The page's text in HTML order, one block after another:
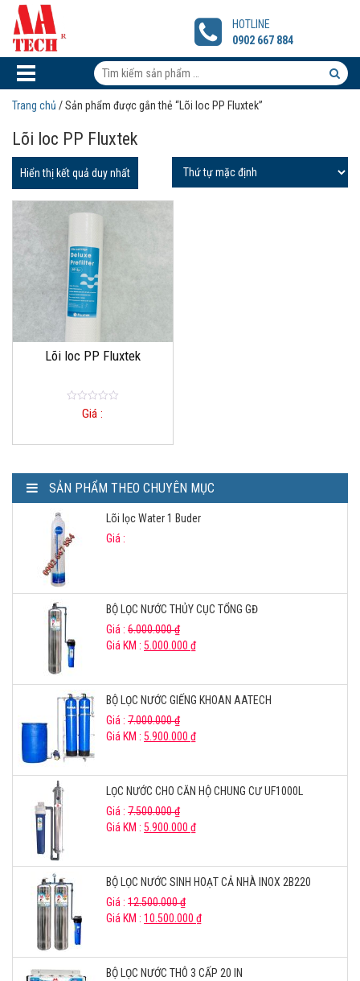
Lõi
loc
PP
Fluxtek
HOTLINE
0902 667 884
Tìm
phẩm:
phẩm
Trang chủ / Sản phẩm được gắn thẻ “Lõi loc PP Fluxtek”
Lõi loc PP Fluxtek
Hiển thị kết quả duy nhất
Lõi loc PP Fluxtek
o
Giá :
SẢN PHẨM THEO CHUYÊN MỤC
Lõi lọc Water 1 Buder
Giá :
BỘ LỌC NƯỚC THỦY CỤC TỔNG GĐ
Giá : 6.000.000₫
Giá KM : 5.000.000 ₫
BỘ LỌC NƯỚC GIẾNG KHOAN AATECH
Giá : 7.000.000₫
Giá KM : 5.900.000 ₫
LỌC NƯỚC CHO CĂN HỘ CHUNG CƯ UF1000L
Giá : 7.500.000₫
Giá KM : 5.900.000 ₫
BỘ LỌC NƯỚC SINH HOẠT CẢ NHÀ INOX 2B220
Giá : 12.500.000₫
Giá KM : 10.500.000 ₫
BỘ LỌC NƯỚC THÔ 3 CẤP 20 IN